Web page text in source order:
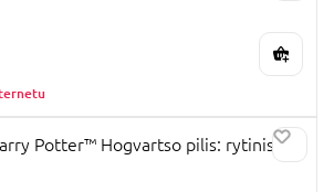
Potter™ Hogvartso pilis: rytinis